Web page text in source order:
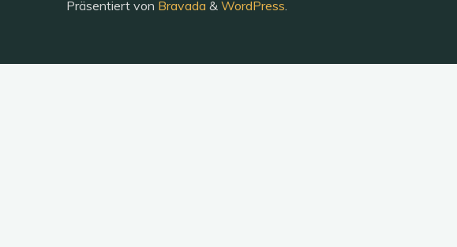
Präsentiert von Bravada & WordPress.